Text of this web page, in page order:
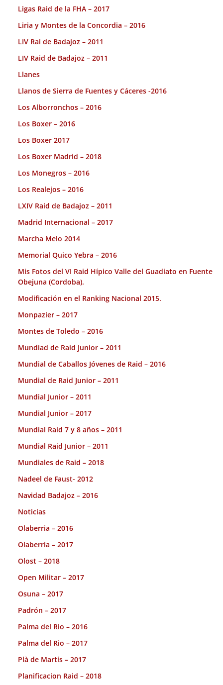
Ligas Raid de la FHA – 2017
Liria y Montes de la Concordia – 2016
LIV Rai de Badajoz – 2011
LIV Raid de Badajoz – 2011
Llanes
Llanos de Sierra de Fuentes y Cáceres -2016
Los Alborronchos – 2016
Los Boxer – 2016
Los Boxer 2017
Los Boxer Madrid – 2018
Los Monegros – 2016
Los Realejos – 2016
LXIV Raid de Badajoz – 2011
Madrid Internacional – 2017
Marcha Melo 2014
Memorial Quico Yebra – 2016
Mis Fotos del VI Raid Hípico Valle del Guadiato en Fuente
Obejuna (Cordoba).
Modificación en el Ranking Nacional 2015.
Monpazier – 2017
Montes de Toledo – 2016
Mundiad de Raid Junior – 2011
Mundial de Caballos Jóvenes de Raid – 2016
Mundial de Raid Junior – 2011
Mundial Junior – 2011
Mundial Junior – 2017
Mundial Raid 7 y 8 años – 2011
Mundial Raid Junior – 2011
Mundiales de Raid – 2018
Nadeel de Faust- 2012
Navidad Badajoz – 2016
Noticias
Olaberria – 2016
Olaberria – 2017
Olost – 2018
Open Militar – 2017
Osuna – 2017
Padrón – 2017
Palma del Rio – 2016
Palma del Rio – 2017
Plà de Martís – 2017
Planificacion Raid – 2018